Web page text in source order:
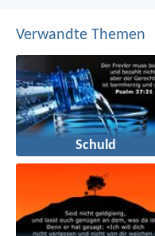
Verwandte Themen
Schuld